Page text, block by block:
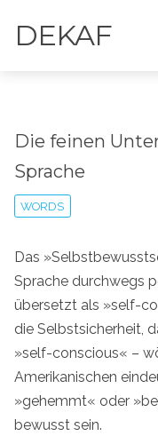
DEKAF
Die feinen
Sprache
WORDS
Das
Sprache durchwegs
übersetzt als »self-
die Selbstsicherheit,
»self-conscious« –
Amerikanischen
»gehemmt« oder
bewusst sein.